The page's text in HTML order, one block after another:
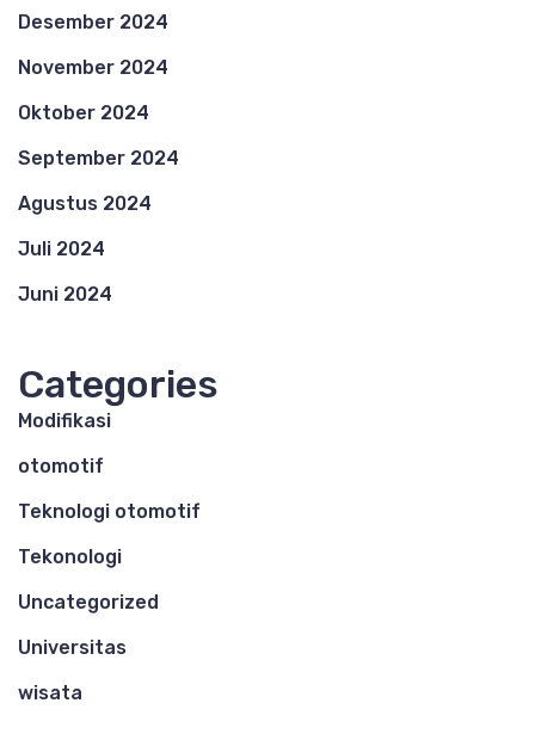
Desember 2024
November 2024
Oktober 2024
September 2024
Agustus 2024
Juli 2024
Juni 2024
Categories
Modifikasi
otomotif
Teknologi otomotif
Tekonologi
Uncategorized
Universitas
wisata